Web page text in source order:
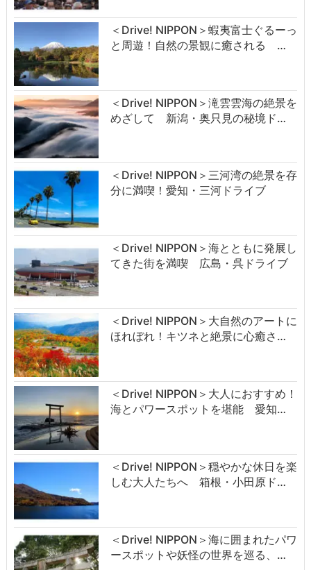
＜Drive! NIPPON＞蝦夷富士ぐるーっ
と周遊！自然の景観に癒される …
＜Drive! NIPPON＞滝雲雲海の絶景を
めざして 新潟・奥只見の秘境ド…
＜Drive! NIPPON＞三河湾の絶景を存
分に満喫！愛知・三河ドライブ
＜Drive! NIPPON＞海とともに発展し
てきた街を満喫 広島・呉ドライブ
＜Drive! NIPPON＞大自然のアートに
ほれぼれ！キツネと絶景に心癒さ…
＜Drive! NIPPON＞大人におすすめ！
海とパワースポットを堪能 愛知…
＜Drive! NIPPON＞穏やかな休日を楽
しむ大人たちへ 箱根・小田原ド…
＜Drive! NIPPON＞海に囲まれたパワ
ースポットや妖怪の世界を巡る、…